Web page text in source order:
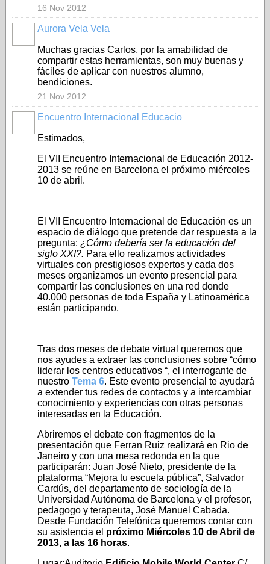
16 Nov 2012
Aurora Vela Vela
Muchas gracias Carlos, por la amabilidad de
compartir estas herramientas, son muy buenas y
fáciles de aplicar con nuestros alumno,
bendiciones.
21 Nov 2012
Encuentro Internacional Educacio
Estimados,
El VII Encuentro Internacional de Educación 2012-
2013 se reúne en Barcelona el próximo miércoles
10 de abril.
El VII Encuentro Internacional de Educación es un
espacio de diálogo que pretende dar respuesta a la
pregunta: ¿Cómo debería ser la educación del
siglo XXI?. Para ello realizamos actividades
virtuales con prestigiosos expertos y cada dos
meses organizamos un evento presencial para
compartir las conclusiones en una red donde
40.000 personas de toda España y Latinoamérica
están participando.
Tras dos meses de debate virtual queremos que
nos ayudes a extraer las conclusiones sobre “cómo
liderar los centros educativos “, el interrogante de
nuestro Tema 6. Este evento presencial te ayudará
a extender tus redes de contactos y a intercambiar
conocimiento y experiencias con otras personas
interesadas en la Educación.
Abriremos el debate con fragmentos de la
presentación que Ferran Ruiz realizará en Rio de
Janeiro y con una mesa redonda en la que
participarán: Juan José Nieto, presidente de la
plataforma “Mejora tu escuela pública”, Salvador
Cardús, del departamento de sociología de la
Universidad Autónoma de Barcelona y el profesor,
pedagogo y terapeuta, José Manuel Cabada.
Desde Fundación Telefónica queremos contar con
su asistencia el próximo Miércoles 10 de Abril de
2013, a las 16 horas.